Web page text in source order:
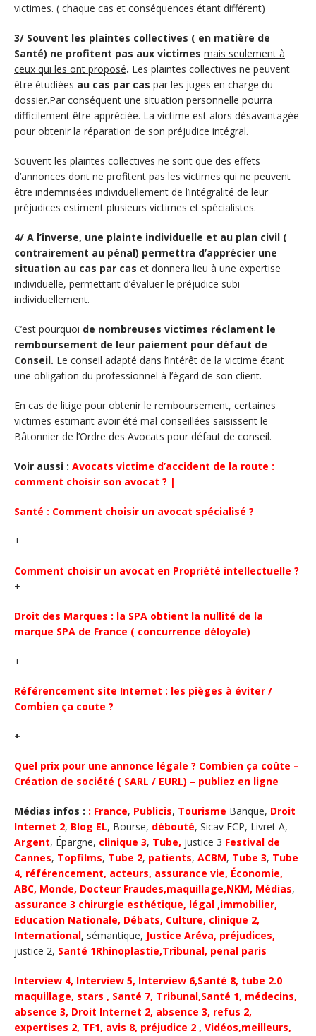
victimes. ( chaque cas et conséquences étant différent)
3/ Souvent les plaintes collectives ( en matière de
Santé) ne profitent pas aux victimes mais seulement à
ceux qui les ont proposé. Les plaintes collectives ne peuvent
être étudiées au cas par cas par les juges en charge du
dossier.Par conséquent une situation personnelle pourra
difficilement être appréciée. La victime est alors désavantagée
pour obtenir la réparation de son préjudice intégral.
Souvent les plaintes collectives ne sont que des effets
d’annonces dont ne profitent pas les victimes qui ne peuvent
être indemnisées individuellement de l’intégralité de leur
préjudices estiment plusieurs victimes et spécialistes.
4/ A l’inverse, une plainte individuelle et au plan civil (
contrairement au pénal) permettra d’apprécier une
situation au cas par cas et donnera lieu à une expertise
individuelle, permettant d’évaluer le préjudice subi
individuellement.
C’est pourquoi de nombreuses victimes réclament le
remboursement de leur paiement pour défaut de
Conseil. Le conseil adapté dans l’intérêt de la victime étant
une obligation du professionnel à l’égard de son client.
En cas de litige pour obtenir le remboursement, certaines
victimes estimant avoir été mal conseillées saisissent le
Bâtonnier de l’Ordre des Avocats pour défaut de conseil.
Voir aussi : Avocats victime d’accident de la route :
comment choisir son avocat ? |
Santé : Comment choisir un avocat spécialisé ?
+
Comment choisir un avocat en Propriété intellectuelle ?
+
Droit des Marques : la SPA obtient la nullité de la
marque SPA de France ( concurrence déloyale)
+
Référencement site Internet : les pièges à éviter /
Combien ça coute ?
+
Quel prix pour une annonce légale ? Combien ça coûte –
Création de société ( SARL / EURL) – publiez en ligne
Médias infos : : France, Publicis, Tourisme Banque, Droit
Internet 2, Blog EL, Bourse, débouté, Sicav FCP, Livret A,
Argent, Épargne, clinique 3, Tube, justice 3 Festival de
Cannes, Topfilms, Tube 2, patients, ACBM, Tube 3, Tube
4, référencement, acteurs, assurance vie, Économie,
ABC, Monde, Docteur Fraudes,maquillage,NKM, Médias,
assurance 3 chirurgie esthétique, légal ,immobilier,
Education Nationale, Débats, Culture, clinique 2,
International, sémantique, Justice Aréva, préjudices,
justice 2, Santé 1Rhinoplastie,Tribunal, penal paris
Interview 4, Interview 5, Interview 6,Santé 8, tube 2.0
maquillage, stars , Santé 7, Tribunal,Santé 1, médecins,
absence 3, Droit Internet 2, absence 3, refus 2,
expertises 2, TF1, avis 8, préjudice 2 , Vidéos,meilleurs,